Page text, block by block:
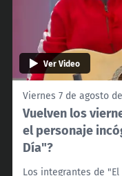
Ver Video
Viernes 7 de agosto
Vuelven los
el personaje
Día"?
Los integrantes de